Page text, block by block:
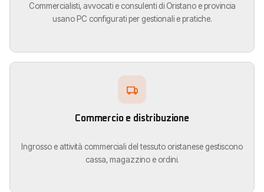
Commercialisti, avvocati e consulenti di Oristano e provincia
usano PC configurati per gestionali e pratiche.
Commercio e distribuzione
Ingrosso e attività commerciali del tessuto oristanese gestiscono
cassa, magazzino e ordini.